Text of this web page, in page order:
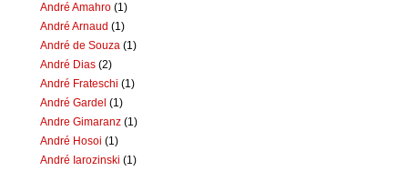
André Amahro (1)
André Arnaud (1)
André de Souza (1)
André Dias (2)
André Frateschi (1)
André Gardel (1)
Andre Gimaranz (1)
André Hosoi (1)
André Iarozinski (1)